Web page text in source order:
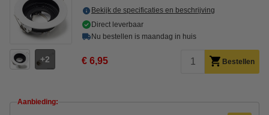
2
Bekijk de specificaties en beschrijving
Direct leverbaar
Nu bestellen is maandag in huis
€ 6,95 Bestellen
Aanbieding: